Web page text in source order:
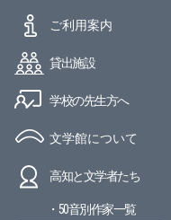
ご利用案内
貸出施設
学校の先生方へ
文学館について
高知と文学者たち
・50音別作家一覧